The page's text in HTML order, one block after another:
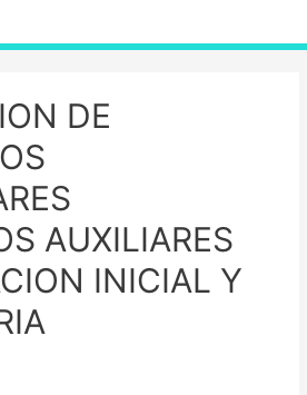
DE
AUXILIARES
INICIAL Y